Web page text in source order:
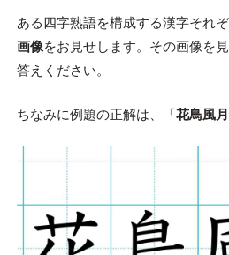
ある四字熟語を構成する漢字それぞ
画像をお見せします。その画像を
答えください。
ちなみに例題の正解は、「花鳥風月